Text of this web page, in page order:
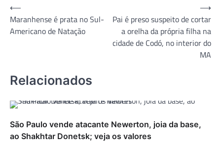
Navegação
de
Post
⟵
Maranhense é prata no Sul-
Americano de Natação
Pai é preso suspeito de cortar
a orelha da própria filha na
cidade de Codó, no interior do
MA
⟶
Relacionados
São Paulo vende atacante Newerton, joia da base,
ao Shakhtar Donetsk; veja os valores